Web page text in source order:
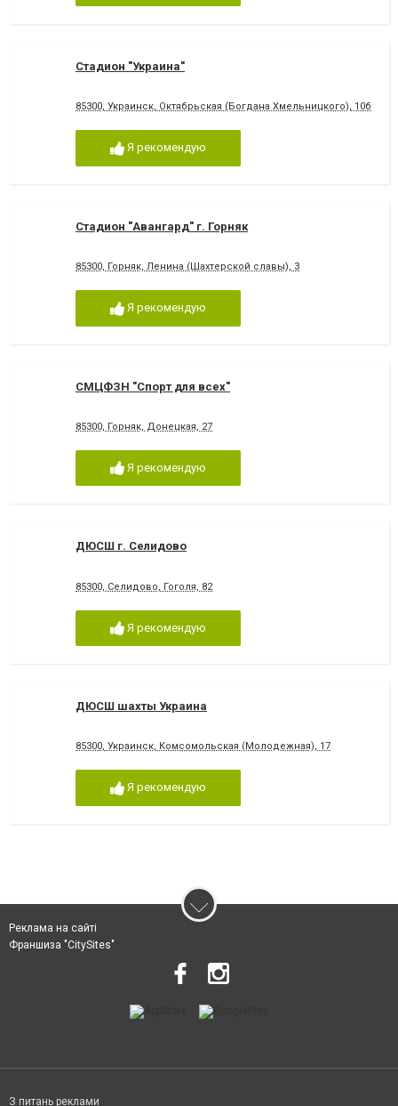
Стадион "Украина"
85300, Украинск, Октябрьская (Богдана Хмельницкого), 10б
Я рекомендую
Стадион "Авангард" г. Горняк
85300, Горняк, Ленина (Шахтерской славы), 3
Я рекомендую
СМЦФЗН "Спорт для всех"
85300, Горняк, Донецкая, 27
Я рекомендую
ДЮСШ г. Селидово
85300, Селидово, Гоголя, 82
Я рекомендую
ДЮСШ шахты Украина
85300, Украинск, Комсомольская (Молодежная), 17
Я рекомендую
Реклама на сайті
Франшиза "CitySites"
З питань реклами